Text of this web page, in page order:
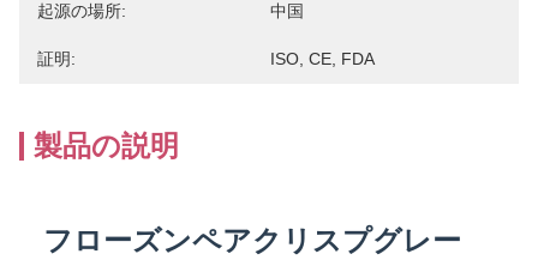
起源の場所: 中国
証明: ISO, CE, FDA
製品の説明
フローズンペアクリスプグレー